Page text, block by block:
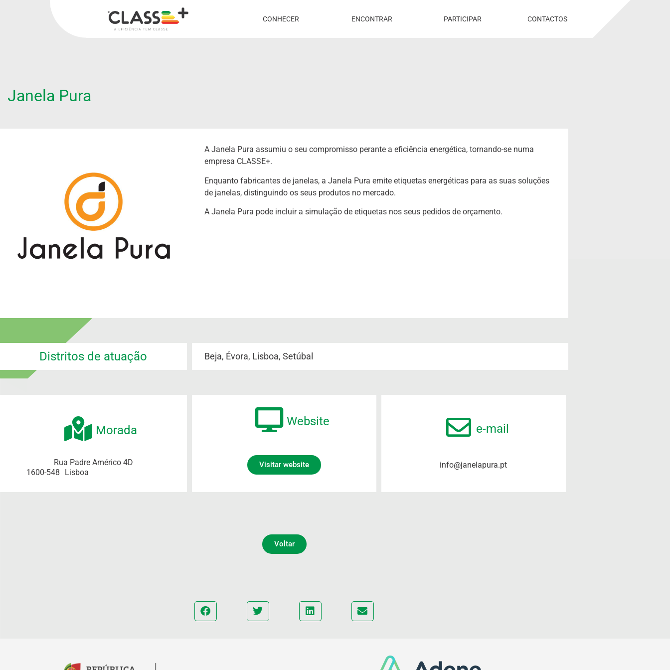
CONHECER ENCONTRAR PARTICIPAR CONTACTOS
Janela Pura
A Janela Pura assumiu o seu compromisso perante a eficiência energética, tornando-se numa
empresa CLASSE+.
Enquanto fabricantes de janelas, a Janela Pura emite etiquetas energéticas para as suas soluções
de janelas, distinguindo os seus produtos no mercado.
A Janela Pura pode incluir a simulação de etiquetas nos seus pedidos de orçamento.
Distritos de atuação Beja, Évora, Lisboa, Setúbal
Morada
Rua Padre Américo 4D
1600-548
Lisboa
Website
Visitar website
e-mail
info@janelapura.pt
Voltar